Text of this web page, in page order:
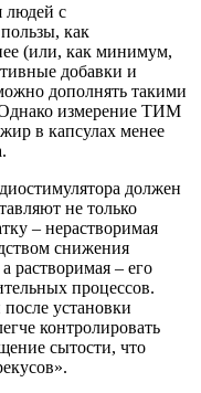
людей с
как
(или, как минимум,
добавки и
дополнять такими
измерение ТИМ
в капсулах менее
должен
не только
– нерастворимая
снижения
растворимая – его
процессов.
установки
контролировать
сытости, что